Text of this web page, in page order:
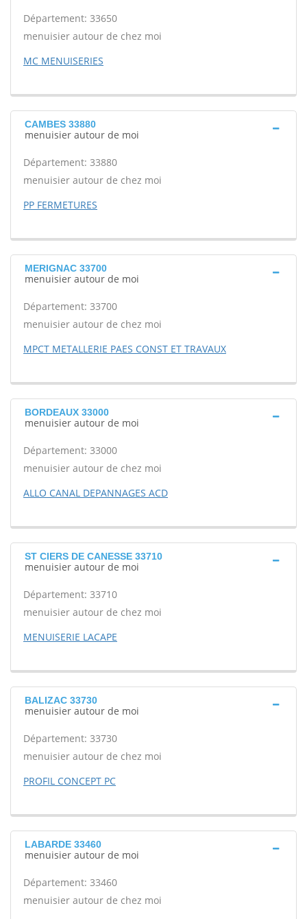
Département: 33650
menuisier autour de chez moi
MC MENUISERIES
CAMBES 33880
menuisier autour de moi
Département: 33880
menuisier autour de chez moi
PP FERMETURES
MERIGNAC 33700
menuisier autour de moi
Département: 33700
menuisier autour de chez moi
MPCT METALLERIE PAES CONST ET TRAVAUX
BORDEAUX 33000
menuisier autour de moi
Département: 33000
menuisier autour de chez moi
ALLO CANAL DEPANNAGES ACD
ST CIERS DE CANESSE 33710
menuisier autour de moi
Département: 33710
menuisier autour de chez moi
MENUISERIE LACAPE
BALIZAC 33730
menuisier autour de moi
Département: 33730
menuisier autour de chez moi
PROFIL CONCEPT PC
LABARDE 33460
menuisier autour de moi
Département: 33460
menuisier autour de chez moi